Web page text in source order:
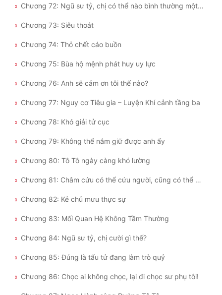
Chương 72: Ngũ sư tỷ, chị có thể nào bình thường một chút không?
Chương 73: Siêu thoát
Chương 74: Thỏ chết cáo buồn
Chương 75: Bùa hộ mệnh phát huy uy lực
Chương 76: Anh sẽ cảm ơn tôi thế nào?
Chương 77: Nguy cơ Tiêu gia – Luyện Khí cảnh tầng ba
Chương 78: Khó giải tử cục
Chương 79: Không thể nắm giữ được anh ấy
Chương 80: Tô Tô ngày càng khó lường
Chương 81: Châm cứu có thể cứu người, cũng có thể giết người
Chương 82: Kẻ chủ mưu thực sự
Chương 83: Mối Quan Hệ Không Tầm Thường
Chương 84: Ngũ sư tỷ, chị cười gì thế?
Chương 85: Đúng là tẩu tử đang làm trò quỷ
Chương 86: Chọc ai không chọc, lại đi chọc sư phụ tôi!